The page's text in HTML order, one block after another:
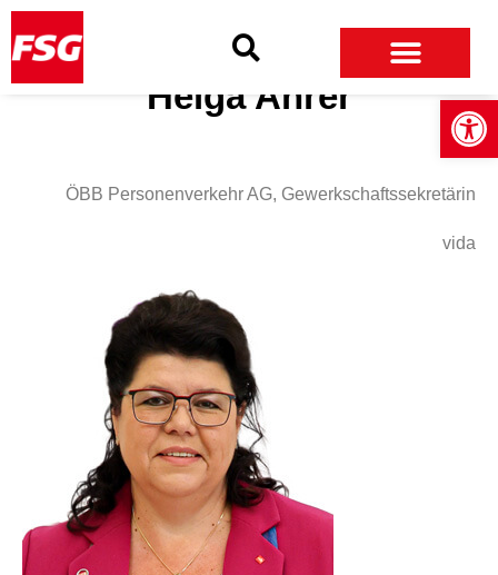
Skip
to
Content
Skip
to
navigation
Site
map
Helga Ahrer
ÖBB Personenverkehr AG, Gewerkschaftssekretärin
vida